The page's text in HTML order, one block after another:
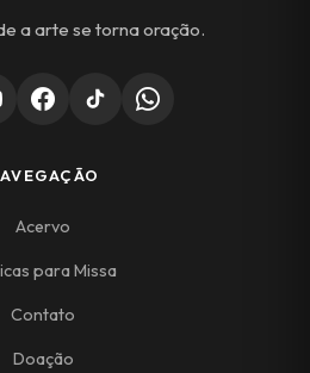
a arte se torna oração.
Acervo
para Missa
Contato
Doação